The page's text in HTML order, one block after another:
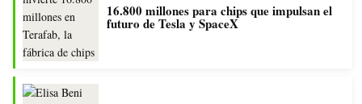
16.800 millones para chips que impulsan el
futuro de Tesla y SpaceX